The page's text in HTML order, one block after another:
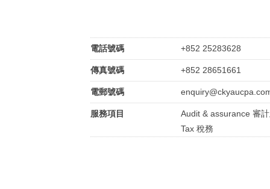
電話號碼 +852 25283628
傳真號碼 +852 28651661
電郵號碼
服務項目
Audit & assurance 審
Tax 稅務